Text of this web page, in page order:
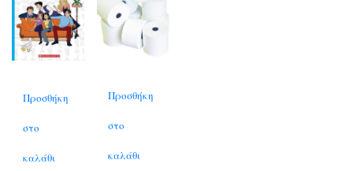
Προσθήκη
στο
καλάθι
Προσθήκη
στο
καλάθι